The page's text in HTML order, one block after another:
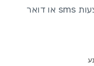
לכם לתקשר דיגיטלית באמצעות sms או דואר